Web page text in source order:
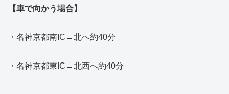
【車で向かう場合】
・名神京都南IC→北へ約40分
・名神京都東IC→北西へ約40分